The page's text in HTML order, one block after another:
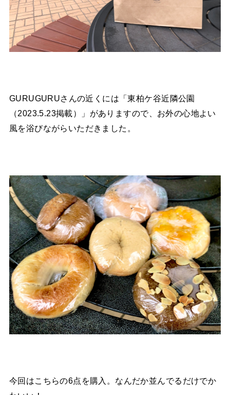
GURUGURUさんの近くには「東柏ケ谷近隣公園
（2023.5.23掲載）」がありますので、お外の心地よい
風を浴びながらいただきました。
今回はこちらの6点を購入。なんだか並んでるだけでか